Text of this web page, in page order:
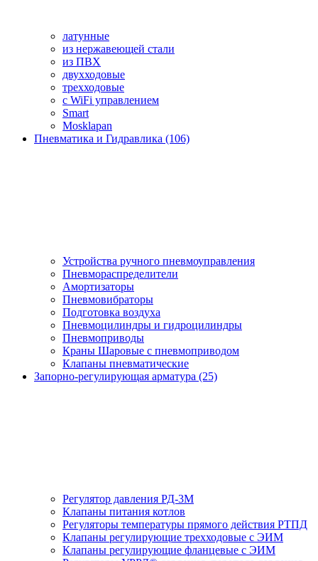
латунные
из нержавеющей стали
из ПВХ
двухходовые
трехходовые
с WiFi управлением
Smart
Mosklapan
Пневматика и Гидравлика (106)
Устройства ручного пневмоуправления
Пневмораспределители
Амортизаторы
Пневмовибраторы
Подготовка воздуха
Пневмоцилиндры и гидроцилиндры
Пневмоприводы
Краны Шаровые с пневмоприводом
Клапаны пневматические
Запорно-регулирующая арматура (25)
Регулятор давления РД-3М
Клапаны питания котлов
Регуляторы температуры прямого действия РТПД
Клапаны регулирующие трехходовые с ЭИМ
Клапаны регулирующие фланцевые с ЭИМ